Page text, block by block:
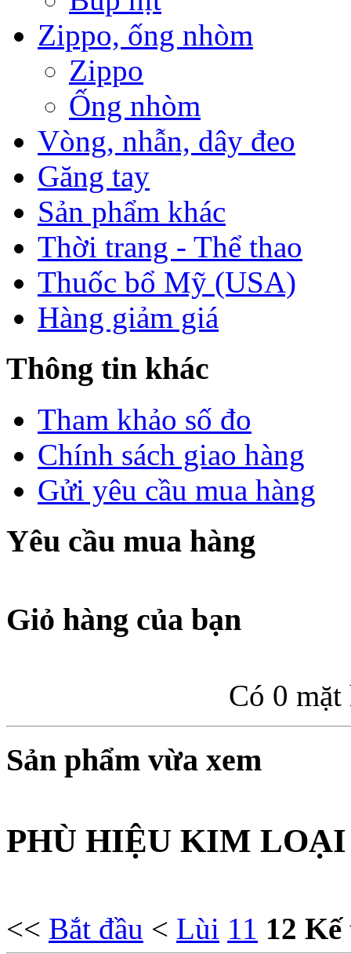
Zippo, ống nhòm
Zippo
Ống nhòm
Vòng, nhẫn, dây đeo
Găng tay
Sản phẩm khác
Thời trang - Thể thao
Thuốc bổ Mỹ (USA)
Hàng giảm giá
Thông tin khác
Tham khảo số đo
Chính sách giao hàng
Gửi yêu cầu mua hàng
Yêu cầu mua hàng
Giỏ hàng của bạn
Có 0
Sản phẩm vừa xem
PHÙ HIỆU KIM LOẠI
<< Bắt đầu < Lùi 11 12 Kế